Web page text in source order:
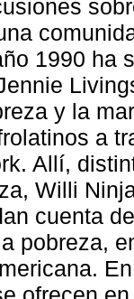
1990 ha
y la
a
Allí,
Willi
cuenta
pobreza,